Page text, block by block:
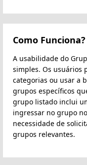
Como Funciona?
A usabilidade do
simples. Os usuários
categorias ou usar a
grupos específicos
grupo listado inclui
ingressar no grupo
necessidade de
grupos relevantes.